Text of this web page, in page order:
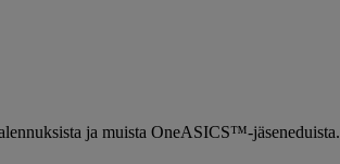
ja muista OneASICS™-jäseneduista.